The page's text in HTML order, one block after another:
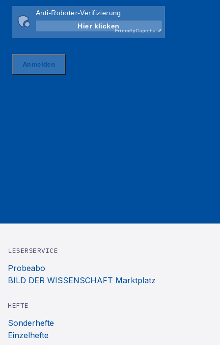
LESERSERVICE
Probeabo
BILD DER WISSENSCHAFT Marktplatz
HEFTE
Sonderhefte
Einzelhefte